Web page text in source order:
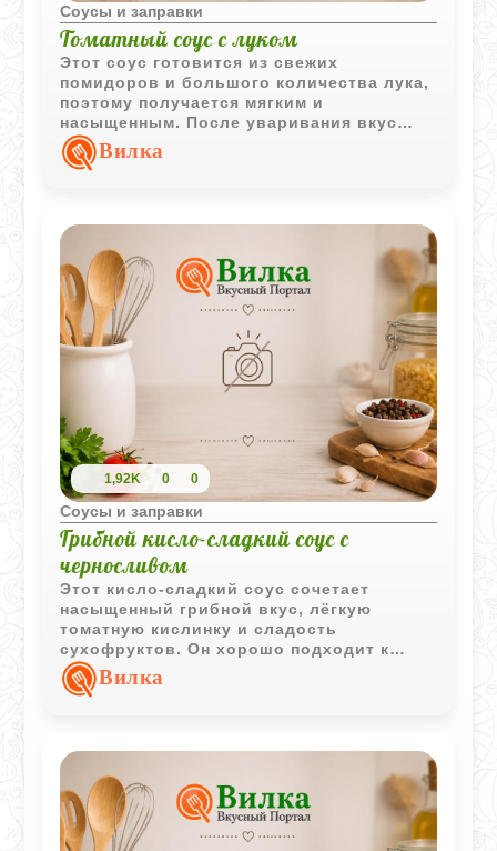
Соусы и заправки
Томатный соус с луком
Этот соус готовится из свежих
помидоров и большого количества лука,
поэтому получается мягким и
насыщенным. После уваривания вкус
становится более концентрированным, а
текстура - густой и однородной.
Вилка
1,92K 0 0
Соусы и заправки
Грибной кисло-сладкий соус с
черносливом
Этот кисло-сладкий соус сочетает
насыщенный грибной вкус, лёгкую
томатную кислинку и сладость
сухофруктов. Он хорошо подходит к
картофельным и крупяным блюдам.
Вилка